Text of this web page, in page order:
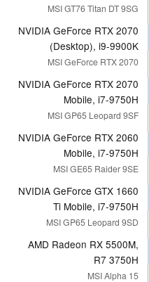
MSI GT76 Titan DT 9SG
NVIDIA GeForce RTX 2070
(Desktop), i9-9900K
MSI GeForce RTX 2070
NVIDIA GeForce RTX 2070
Mobile, i7-9750H
MSI GP65 Leopard 9SF
NVIDIA GeForce RTX 2060
Mobile, i7-9750H
MSI GE65 Raider 9SE
NVIDIA GeForce GTX 1660
Ti Mobile, i7-9750H
MSI GP65 Leopard 9SD
AMD Radeon RX 5500M,
R7 3750H
MSI Alpha 15